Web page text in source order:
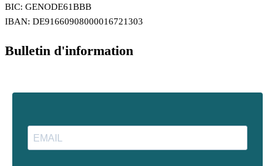
BIC: GENODE61BBB
IBAN: DE91660908000016721303
Bulletin d'information